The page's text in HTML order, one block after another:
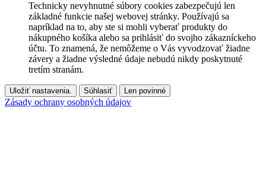
Technicky nevyhnutné súbory cookies zabezpečujú len
základné funkcie našej webovej stránky. Používajú sa
napríklad na to, aby ste si mohli vyberať produkty do
nákupného košíka alebo sa prihlásiť do svojho zákazníckeho
účtu. To znamená, že nemôžeme o Vás vyvodzovať žiadne
závery a žiadne výsledné údaje nebudú nikdy poskytnuté
tretím stranám.
Uložiť nastavenia. Súhlasiť Len povinné
Zásady ochrany osobných údajov